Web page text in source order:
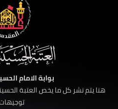
بوابة الامام
هنا يتم نشر كل ما يخص العتبة